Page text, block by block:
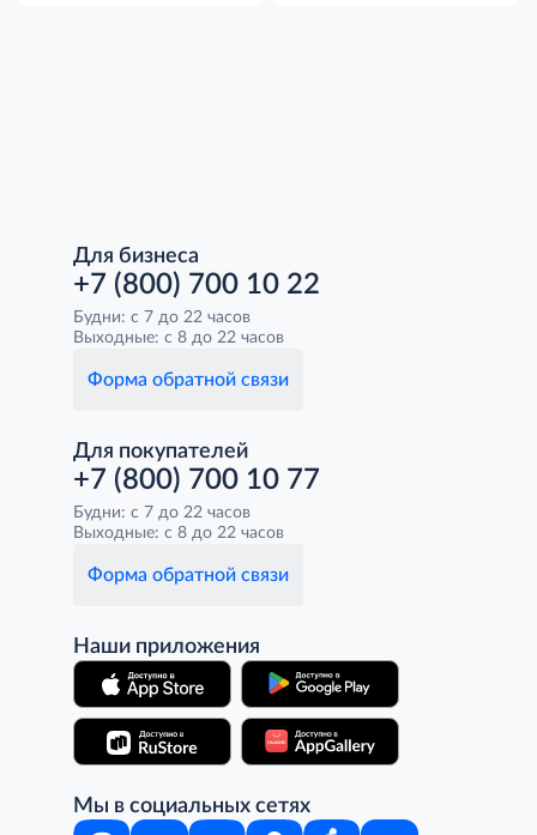
Для бизнеса
+7 (800) 700 10 22
Будни: с 7 до 22 часов
Выходные: с 8 до 22 часов
Форма обратной связи
Для покупателей
+7 (800) 700 10 77
Будни: с 7 до 22 часов
Выходные: с 8 до 22 часов
Форма обратной связи
Наши приложения
Мы в социальных сетях